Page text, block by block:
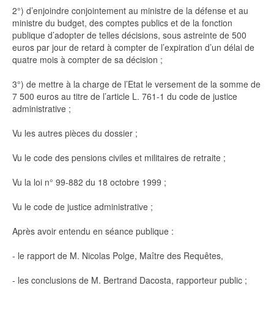
2°) d’enjoindre conjointement au ministre de la défense et au
ministre du budget, des comptes publics et de la fonction
publique d’adopter de telles décisions, sous astreinte de 500
euros par jour de retard à compter de l’expiration d’un délai de
quatre mois à compter de sa décision ;
3°) de mettre à la charge de l’Etat le versement de la somme de
7 500 euros au titre de l’article L. 761-1 du code de justice
administrative ;
Vu les autres pièces du dossier ;
Vu le code des pensions civiles et militaires de retraite ;
Vu la loi n° 99-882 du 18 octobre 1999 ;
Vu le code de justice administrative ;
Après avoir entendu en séance publique :
- le rapport de M. Nicolas Polge, Maître des Requêtes,
- les conclusions de M. Bertrand Dacosta, rapporteur public ;